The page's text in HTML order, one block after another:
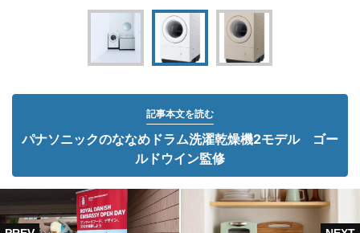
記事本文を読む
パナソニックのななめドラム洗濯乾燥機2モデル ゴー
ルドウイン監修